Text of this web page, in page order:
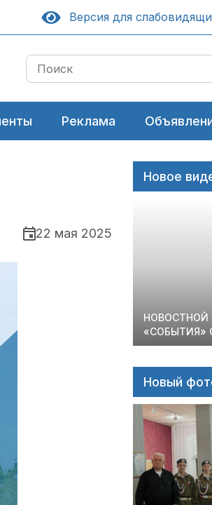
Версия для
Реклама
22 мая 2025
Новое
НОВОСТНОЙ
«СОБЫТИЯ»
Новый